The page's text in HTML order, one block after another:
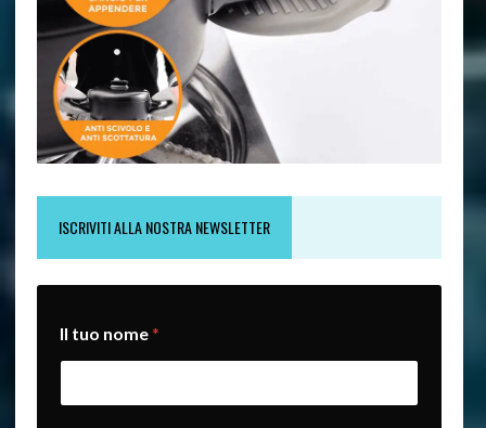
ISCRIVITI ALLA NOSTRA NEWSLETTER
*
t
a
Il tuo nome*